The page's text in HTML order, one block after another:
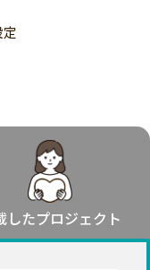
協力
も・教育
ド・農業
文化
・エシカル
権・マイノリティ
社会貢献
・東北
北海道
秋田
葉
したプロジェクト